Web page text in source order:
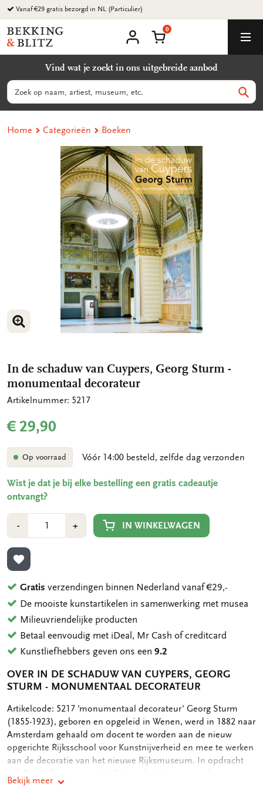
Ga
naar
content
Vanaf €29 gratis bezorgd in NL (Particulier)
Bekking
&
B.V.
account
Winkelmand
0
Vind wat je zoekt in ons uitgebreide aanbod
Zoeken
Home Categorieën Boeken
VERGROOT AFBEELDING
In de schaduw van Cuypers, Georg Sturm -
monumentaal decorateur
Artikelnummer: 5217
€ 29,90
Op voorraad Vóór 14:00 besteld, zelfde dag verzonden
Wist je dat je bij elke bestelling een gratis cadeautje
ontvangt?
-Min
1
+Plus
1
IN WINKELWAGEN
TOEVOEGEN AAN VERLANGLIJST
Gratis verzendingen binnen Nederland vanaf €29,-
De mooiste kunstartikelen in samenwerking met musea
Milieuvriendelijke producten
Betaal eenvoudig met iDeal, Mr Cash of creditcard
Kunstliefhebbers geven ons een9.2
OVER IN DE SCHADUW VAN CUYPERS, GEORG
STURM - MONUMENTAAL DECORATEUR
OMSCHRIJVING
Artikelcode: 5217 'monumentaal decorateur' Georg Sturm
(1855-1923), geboren en opgeleid in Wenen, werd in 1882 naar
Amsterdam gehaald om docent te worden aan de nieuw
opgerichte Rijksschool voor Kunstnijverheid en mee te werken
aan de decoratie van het nieuwe Rijksmuseum. In opdracht
tegeltableaus aan de buitenmuren van het Rijksmuseum en
Bekijk meer